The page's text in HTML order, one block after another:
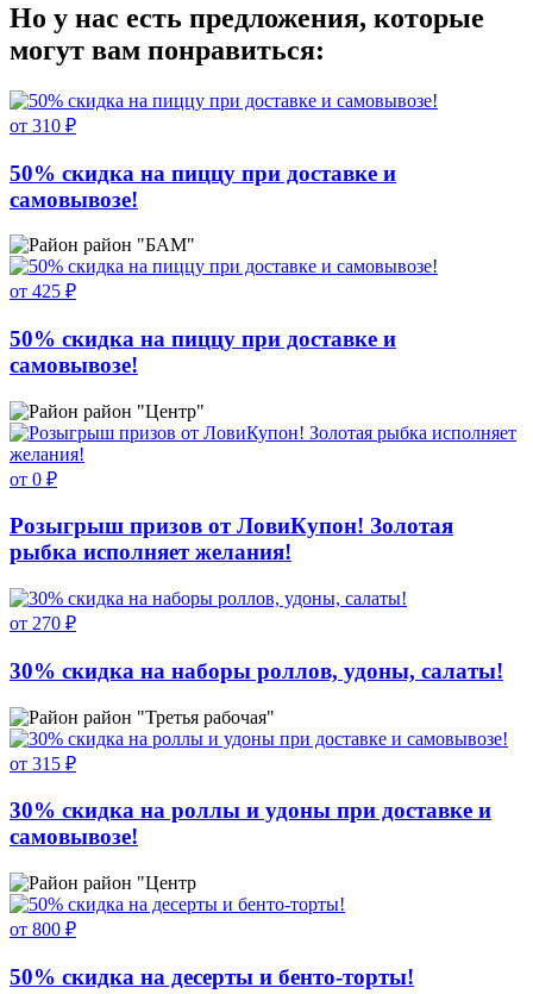
Но у нас есть предложения, которые
могут вам понравиться:
от 310 ₽
50% скидка на пиццу при доставке и
самовывозе!
район "БАМ"
от 425 ₽
50% скидка на пиццу при доставке и
самовывозе!
район "Центр"
от 0 ₽
Розыгрыш призов от ЛовиКупон! Золотая
рыбка исполняет желания!
от 270 ₽
30% скидка на наборы роллов, удоны, салаты!
район "Третья рабочая"
от 315 ₽
30% скидка на роллы и удоны при доставке и
самовывозе!
район "Центр
от 800 ₽
50% скидка на десерты и бенто-торты!